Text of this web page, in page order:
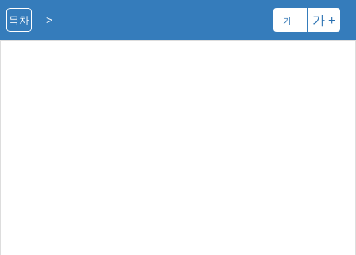
> 가 - 가 +
목차